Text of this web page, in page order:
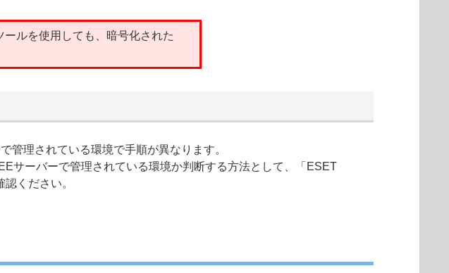
ルを使用しても、暗号化された
管理されている環境で手順が異なります。
サーバーで管理されている環境か判断する方法として、「ESET
ください。